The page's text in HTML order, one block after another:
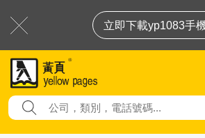
立即下載yp1083手